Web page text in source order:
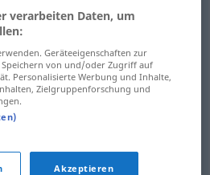
verarbeiten Daten, um
Geräteeigenschaften zur
von und/oder Zugriff auf
Personalisierte Werbung und Inhalte,
Zielgruppenforschung und
Akzeptieren